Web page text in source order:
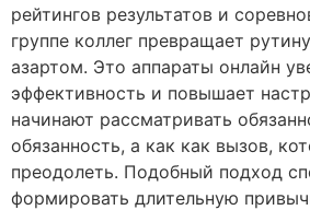
рейтингов результатов и
группе коллег превращает
азартом. Это аппараты онлайн
эффективность и повышает
начинают рассматривать
обязанность, а как как вызов,
преодолеть. Подобный подход
формировать длительную